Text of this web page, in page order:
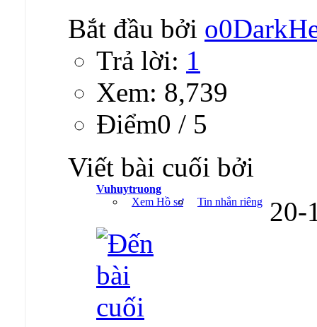
Bắt đầu bởi
Trả lời: 1
Xem: 8,739
Ðiểm0 / 5
Viết bài cuối bởi
Vuhuytruong
Xem Hồ sơ
Tin nhắn riêng 20-